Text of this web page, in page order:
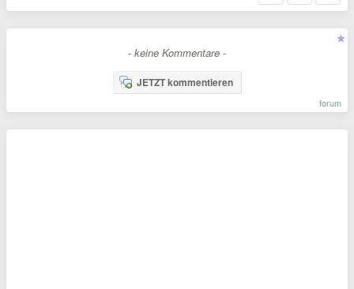
- keine Kommentare -
JETZT kommentieren
forum